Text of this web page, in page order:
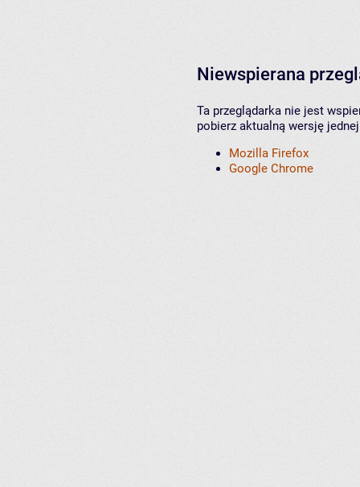
Niewspierana
Ta przeglądarka nie jest
pobierz aktualną wersję
Mozilla Firefox
Google Chrome